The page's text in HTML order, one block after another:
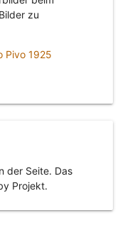
zu
Pivo 1925
der Seite. Das
Projekt.